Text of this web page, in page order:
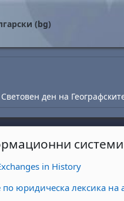
‎(bg)‎
Световен ден на
in History
по юридическа лексика